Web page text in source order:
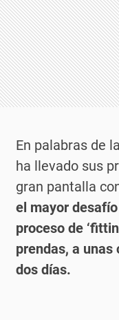
En palabras de
ha llevado sus
gran pantalla
el mayor
proceso de
prendas, a
dos días.